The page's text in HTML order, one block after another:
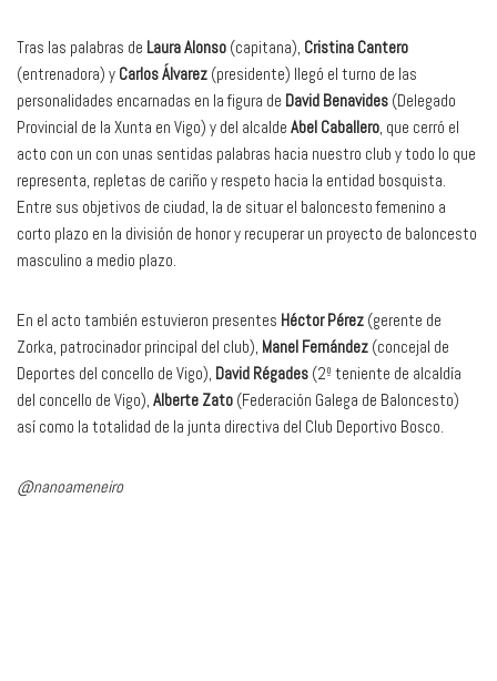
Tras las palabras de Laura Alonso (capitana), Cristina Cantero
(entrenadora) y Carlos Álvarez (presidente) llegó el turno de las
personalidades encarnadas en la figura de David Benavides (Delegado
Provincial de la Xunta en Vigo) y del alcalde Abel Caballero, que cerró el
acto con un con unas sentidas palabras hacia nuestro club y todo lo que
representa, repletas de cariño y respeto hacia la entidad bosquista.
Entre sus objetivos de ciudad, la de situar el baloncesto femenino a
corto plazo en la división de honor y recuperar un proyecto de baloncesto
masculino a medio plazo.
En el acto también estuvieron presentes Héctor Pérez (gerente de
Zorka, patrocinador principal del club), Manel Fernández (concejal de
Deportes del concello de Vigo), David Régades (2º teniente de alcaldía
del concello de Vigo), Alberte Zato (Federación Galega de Baloncesto)
así como la totalidad de la junta directiva del Club Deportivo Bosco.
@nanoameneiro